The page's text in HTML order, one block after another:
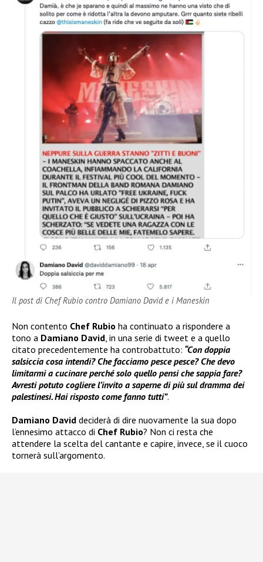
Il post di Chef Rubio contro Damiano David e i Maneskin
Non contento Chef Rubio ha continuato a rispondere a
tono a Damiano David , in una serie di tweet e a quello
citato precedentemente ha controbattuto: “Con doppia
salsiccia cosa intendi? Che facciamo pesce pesce? Che devo
limitarmi a cucinare perché solo quello pensi che sappia fare?
Avresti potuto cogliere l’invito a saperne di più sul dramma dei
palestinesi. Hai risposto come fanno tutti”.
Damiano David deciderà di dire nuovamente la sua dopo
l’ennesimo attacco di Chef Rubio? Non ci resta che
attendere la scelta del cantante e capire, invece, se il cuoco
tornerà sull’argomento.